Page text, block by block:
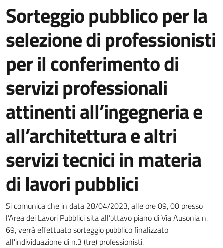
Sorteggio pubblico per la
selezione di professionisti
per il conferimento di
servizi professionali
attinenti all’ingegneria e
all’architettura e altri
servizi tecnici in materia
di lavori pubblici
Dettagli della notizia
Si comunica che in data 28/04/2023, alle ore 09, 00 presso
l’Area dei Lavori Pubblici sita all’ottavo piano di Via Ausonia n.
69, verrà effettuato sorteggio pubblico finalizzato
all'individuazione di n.3 (tre) professionisti.